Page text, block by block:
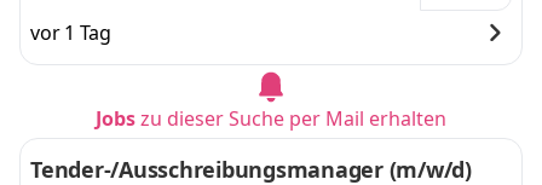
vor 1 Tag
Jobszu dieser Suche per Mail erhalten
Tender-/Ausschreibungsmanager (m/w/d)